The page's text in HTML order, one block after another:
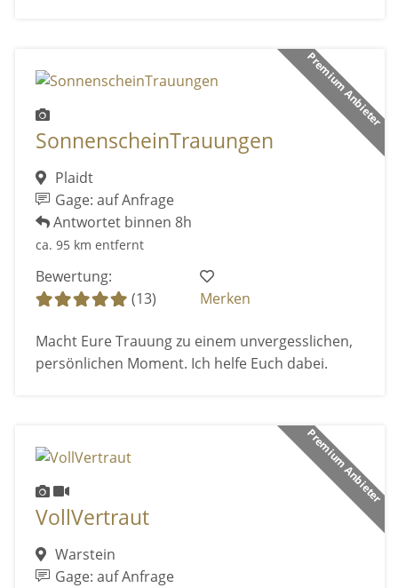
Premium Anbieter
SonnenscheinTrauungen
Plaidt
Gage: auf Anfrage
Antwortet binnen 8h
ca. 95 km entfernt
Bewertung:
(13)
Merken
Macht Eure Trauung zu einem unvergesslichen,
persönlichen Moment. Ich helfe Euch dabei.
Premium Anbieter
VollVertraut
Warstein
Gage: auf Anfrage